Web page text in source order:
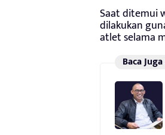
Saat ditemui
dilakukan
atlet selama
Baca